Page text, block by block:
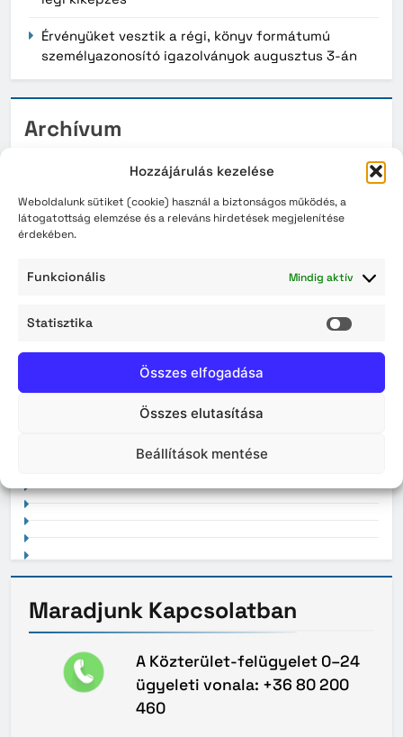
Hozzájárulás kezelése
Weboldalunk sütiket (cookie) használ a biztonságos működés, a
látogatottság elemzése és a releváns hirdetések megjelenítése
érdekében.
Funkcionális Mindig aktív
Statisztika
Összes elfogadása
Összes elutasítása
Beállítások mentése
Érvényüket vesztik a régi, könyv formátumú
személyazonosító igazolványok augusztus 3-án
Archívum
2026. augusztus
2026. július
2026. június
2026. május
Maradjunk Kapcsolatban
A Közterület-felügyelet 0–24
ügyeleti vonala: +36 80 200
460